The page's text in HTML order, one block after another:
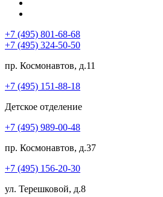
+7 (495) 801-68-68
+7 (495) 324-50-50
пр. Космонавтов, д.11
+7 (495) 151-88-18
Детское отделение
+7 (495) 989-00-48
пр. Космонавтов, д.37
+7 (495) 156-20-30
ул. Терешковой, д.8